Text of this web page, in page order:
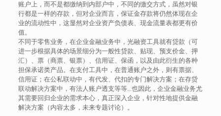
账户上，而不是都缴纳到内部户中，不同的缴交方式，虽然对银
行都是一样的存款，但对企业而言，保证金存款将仍然体现在企
业的流动性中，这显然对企业资产负债表、现金流量表都更有价
值。
不同于零售业务，在企业金融业务中，光融资工具就有贷款（可
进一步根据具体的场景细分为一般性贷款、贴现、预支价金、押
汇）、票（商票、银票）、信用证、保函，以及由此衍生的各种
担保承诺类产品。在支付工具中，在普通账户之外，则有票据、
信用证；在公私联动中，有代发、代扣的专门解决方案；在存贷
联动解决方案中，有法人账户透支等等…也因此，企业金融业务尤
其需要回归企业的需求本心，真正深入企业，针对性地提供金融
解决方案（内容太多，未来专题讨论）。